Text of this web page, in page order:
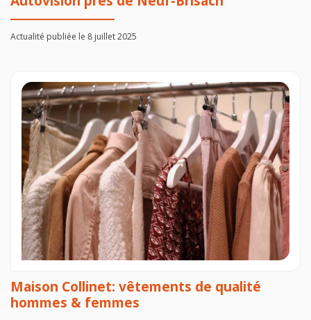
Actualité publiée le 8 juillet 2025
Maison Collinet: vêtements de qualité
hommes & femmes